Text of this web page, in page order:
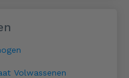
Volwassenen